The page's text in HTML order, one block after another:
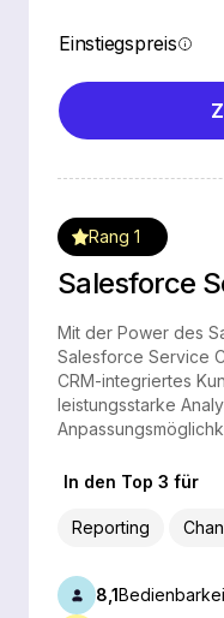
Einstiegspreis
Salesforce
Rang 1
Mit der Power des
Salesforce Service
CRM-integriertes
leistungsstarke
In den Top 3 für
Reporting
8,1